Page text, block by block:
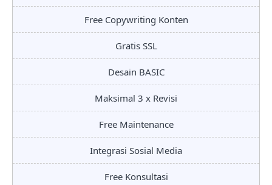
Free Copywriting Konten
Gratis SSL
Desain BASIC
Maksimal 3 x Revisi
Free Maintenance
Integrasi Sosial Media
Free Konsultasi